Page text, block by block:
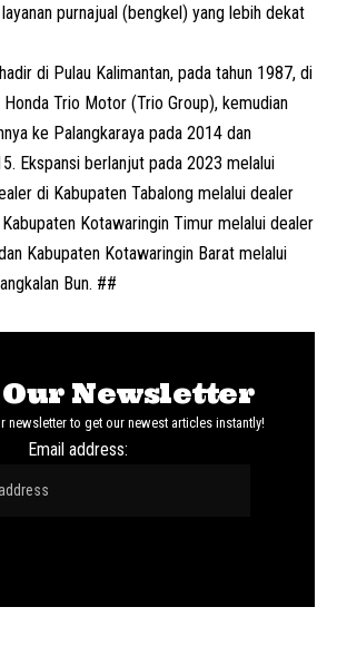
purnajual (bengkel) yang lebih dekat
di Pulau Kalimantan, pada tahun 1987, di
Honda Trio Motor (Trio Group), kemudian
ke Palangkaraya pada 2014 dan
Ekspansi berlanjut pada 2023 melalui
di Kabupaten Tabalong melalui dealer
Kotawaringin Timur melalui dealer
Kabupaten Kotawaringin Barat melalui
Bun. ##
Newsletter
newsletter to get our newest articles instantly!
Email address: